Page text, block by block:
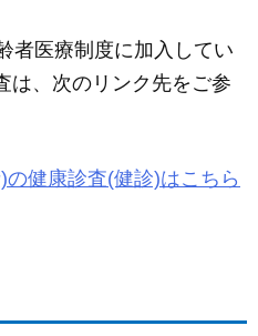
者医療制度に加入してい
は、次のリンク先をご参
健康診査(健診)はこちら